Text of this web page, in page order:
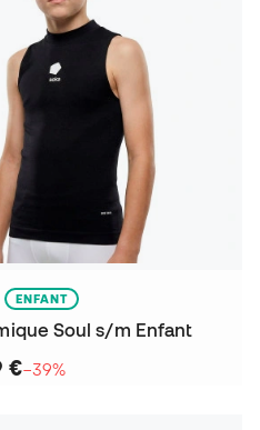
ENFANT
Soul s/m Enfant
€−39%